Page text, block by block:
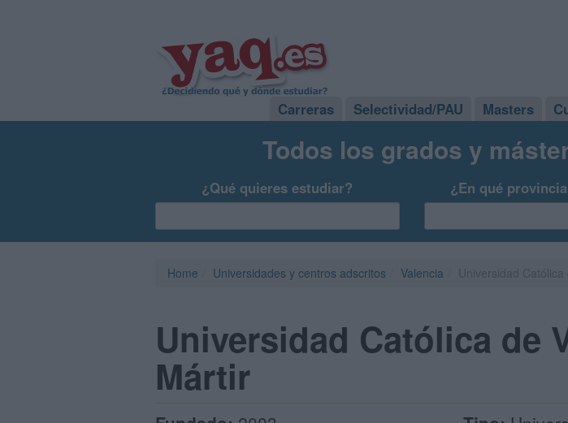
Carreras Selectividad/PAU Masters
Todos los grados y
¿Qué quieres estudiar? ¿En qué
Home Universidades y centros adscritos Valencia
Universidad Católica de
Mártir